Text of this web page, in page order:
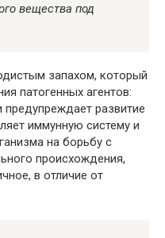
вещества под
запахом, который
патогенных агентов:
предупреждает развитие
иммунную систему и
на борьбу с
происхождения,
в отличие от